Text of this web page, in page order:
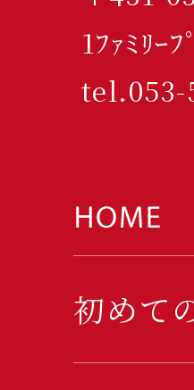
1ﾌｧﾐﾘｰ
tel.053-
初めて